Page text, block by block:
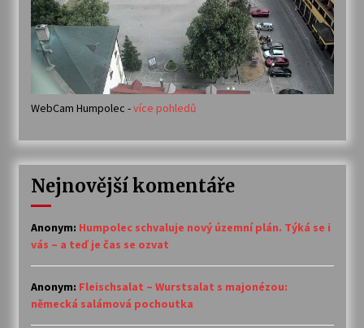
WebCam Humpolec -více pohledů
Nejnovější komentáře
Anonym: Humpolec schvaluje nový územní plán. Týká se i
vás – a teď je čas se ozvat
Anonym: Fleischsalat – Wurstsalat s majonézou:
německá salámová pochoutka